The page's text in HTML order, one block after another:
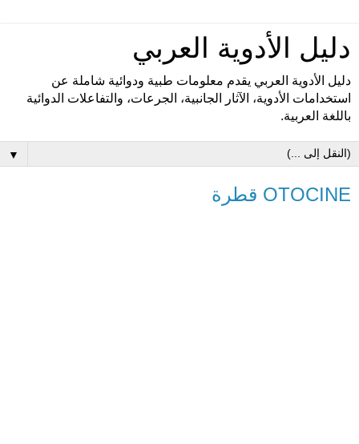
دليل الأدوية العربي
دليل الأدوية العربي يقدم معلومات طبية ودوائية شاملة عن
استخدامات الأدوية، الآثار الجانبية، الجرعات، والتفاعلات الدوائية
باللغة العربية.
▼
OTOCINE قطرة